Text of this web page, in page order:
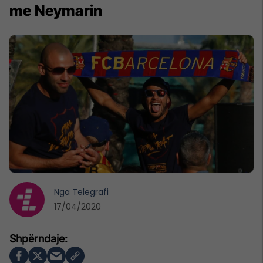
me Neymarin
Nga Telegrafi
17/04/2020